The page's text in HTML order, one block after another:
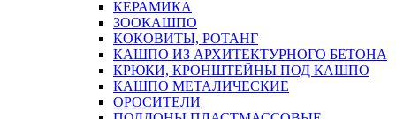
КЕРАМИКА
ЗООКАШПО
КОКОВИТЫ, РОТАНГ
КАШПО ИЗ АРХИТЕКТУРНОГО БЕТОНА
КРЮКИ, КРОНШТЕЙНЫ ПОД КАШПО
КАШПО МЕТАЛИЧЕСКИЕ
ОРОСИТЕЛИ